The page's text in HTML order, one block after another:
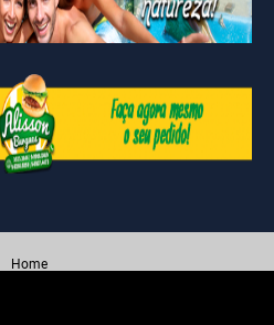
Home